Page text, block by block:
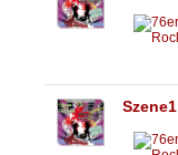
Szene1